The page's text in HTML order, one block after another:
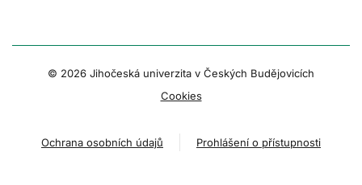
© 2026 Jihočeská univerzita v Českých Budějovicích
Cookies
Ochrana osobních údajů Prohlášení o přístupnosti